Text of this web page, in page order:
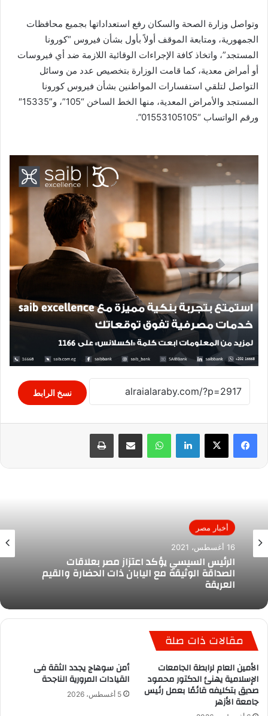
وتواصل وزارة الصحة والسكان رفع استعداداتها بجميع محافظات
الجمهورية، ومتابعة الموقف أولاً بأول بشأن فيروس “كورونا
المستجد”، واتخاذ كافة الإجراءات الوقائية اللازمة ضد أي فيروسات
أو أمراض معدية، كما قامت الوزارة بتخصيص عدد من وسائل
التواصل لتلقي استفسارات المواطنين بشأن فيروس كورونا
المستجد والأمراض المعدية، منها الخط الساخن “105”، و”15335″
ورقم الواتساب “01553105105”.
نسخ الرابط
لينكدإن واتساب مشاركة عبر البريد طباعة
أخبار مصر
16 أغسطس، 2021
الرئيس السيسي يؤكد اعتزاز مصر بعلاقات
الصداقة الوثيقة مع اليابان ذات الحضارة والقيم
العريقة
مقالات ذات صلة
الأمين العام لرابطة الجامعات
الإسلامية يهنئ الدكتور محمود
صديق بتكليفه قائمًا بعمل رئيس
جامعة الأزهر
أمن سوهاج يجدد الثقة فى
القيادات المرورية الناجحة
5 أغسطس، 2026